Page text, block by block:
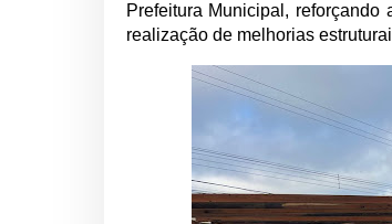
Prefeitura Municipal,
realização de melhorias